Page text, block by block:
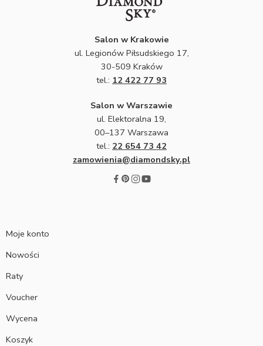
Salon w Krakowie
ul. Legionów Piłsudskiego 17,
30-509 Kraków
tel.: 12 422 77 93
Salon w Warszawie
ul. Elektoralna 19,
00–137 Warszawa
tel.: 22 654 73 42
zamowienia@diamondsky.pl
Moje konto
Nowości
Raty
Voucher
Wycena
Koszyk